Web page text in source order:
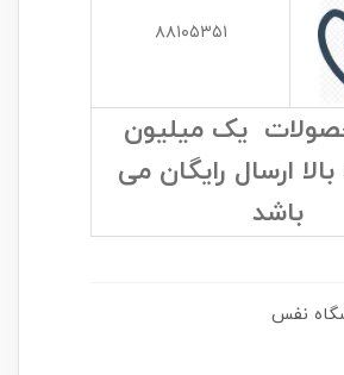
۸۸۱۰۵۳۵۱
یک میلیون
ارسال رایگان می
باشد
نفس